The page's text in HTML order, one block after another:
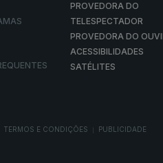
PROVEDORA DO
TELESPECTADOR
PROVEDORA DO
ACESSIBILIDADES
SATÉLITES
TERMOS E CONDIÇÕES PUBLICIDADE